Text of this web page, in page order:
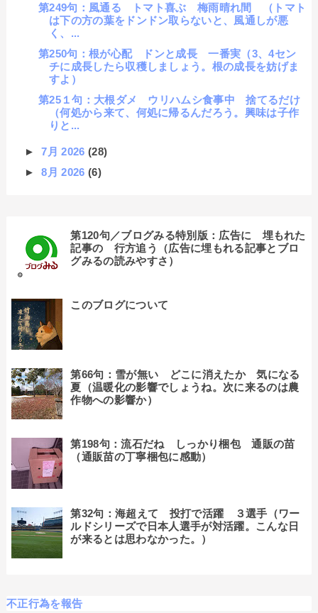
第249句：風通る トマト喜ぶ 梅雨晴れ間 （トマト
は下の方の葉をドンドン取らないと、風通しが悪
く、...
第250句：根が心配 ドンと成長 一番実（3、4セン
チに成長したら収穫しましょう。根の成長を妨げま
すよ）
第25１句：大根ダメ ウリハムシ食事中 捨てるだけ
（何処から来て、何処に帰るんだろう。興味は子作
りと...
►7月 2026 (28)
►8月 2026 (6)
第120句／ブログみる特別版：広告に 埋もれた
記事の 行方追う（広告に埋もれる記事とブロ
グみるの読みやすさ）
このブログについて
第66句：雪が無い どこに消えたか 気になる
夏（温暖化の影響でしょうね。次に来るのは農
作物への影響か）
第198句：流石だね しっかり梱包 通販の苗
（通販苗の丁寧梱包に感動）
第32句：海超えて 投打で活躍 ３選手（ワー
ルドシリーズで日本人選手が対活躍。こんな日
が来るとは思わなかった。）
不正行為を報告